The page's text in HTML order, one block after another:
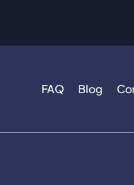
FAQ Blog